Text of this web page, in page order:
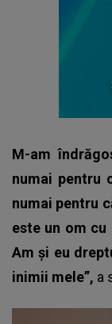
M-am
numai pentru
numai pentru
este un om
Am și eu
inimii mele”, a